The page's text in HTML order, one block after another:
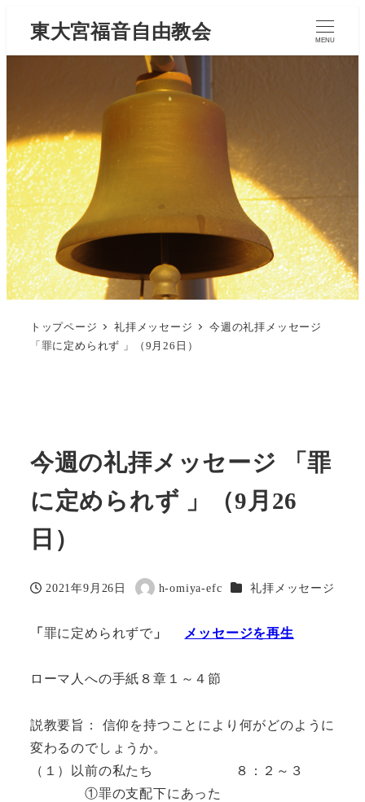
東大宮福音自由教会 MENU
トップページ 礼拝メッセージ
今週の礼拝メッセージ
「罪に定められず 」（9月26日）
今週の礼拝メッセージ 「罪
に定められず 」（9月26
日）
投稿日
2021年9月26日
著
h-omiya-efc カテゴリー
礼拝メッセージ
「 罪に定められずで 」 メッセージを再生
ローマ人への手紙８章１～４節
説教要旨： 信仰を持つことにより何がどのように
変わるのでしょうか。
（１）以前の私たち ８：２～３
①罪の支配下にあった